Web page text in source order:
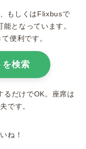
もしくはFlixbusで
となっています。
便利です。
検索
るだけでOK。座席は
です。
ね！